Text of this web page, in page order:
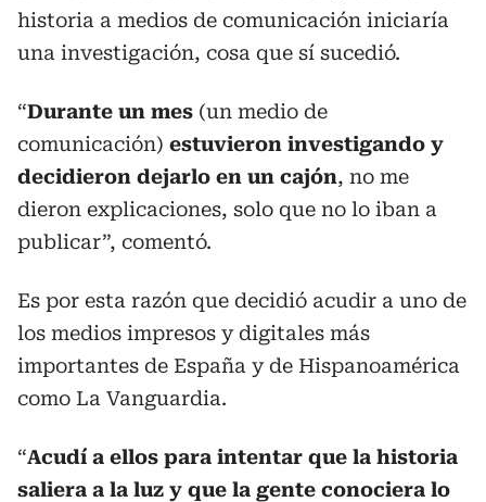
historia a medios de comunicación iniciaría
una investigación, cosa que sí sucedió.
“Durante un mes (un medio de
comunicación) estuvieron investigando y
decidieron dejarlo en un cajón, no me
dieron explicaciones, solo que no lo iban a
publicar”, comentó.
Es por esta razón que decidió acudir a uno de
los medios impresos y digitales más
importantes de España y de Hispanoamérica
como La Vanguardia.
“Acudí a ellos para intentar que la historia
saliera a la luz y que la gente conociera lo